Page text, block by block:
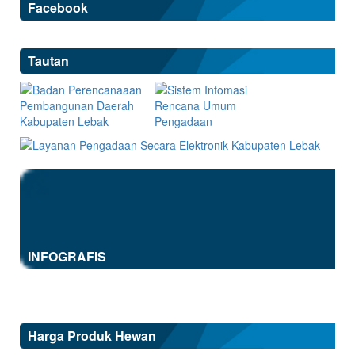
Facebook
Tautan
INFOGRAFIS
Harga Produk Hewan